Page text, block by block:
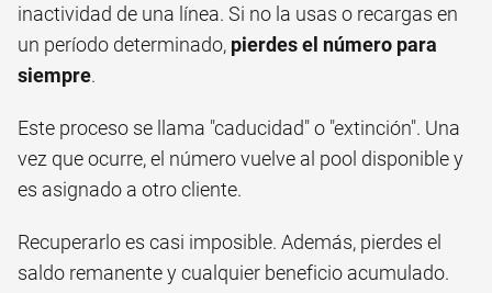
inactividad de una línea. Si no la usas o recargas en
un período determinado, pierdes el número para
siempre.
Este proceso se llama "caducidad" o "extinción". Una
vez que ocurre, el número vuelve al pool disponible y
es asignado a otro cliente.
Recuperarlo es casi imposible. Además, pierdes el
saldo remanente y cualquier beneficio acumulado.